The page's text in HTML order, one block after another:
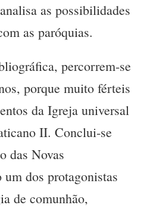
as possibilidades
as paróquias.
percorrem-se
porque muito férteis
da Igreja universal
II. Conclui-se
das Novas
dos protagonistas
de comunhão,